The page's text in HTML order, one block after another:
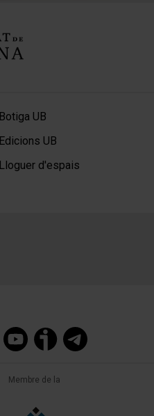
Botiga UB
Edicions UB
Lloguer d'espais
Membre de la